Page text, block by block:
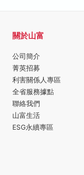
關於山富
公司簡介
菁英招募
利害關係人專區
全省服務據點
聯絡我們
山富生活
ESG永續專區